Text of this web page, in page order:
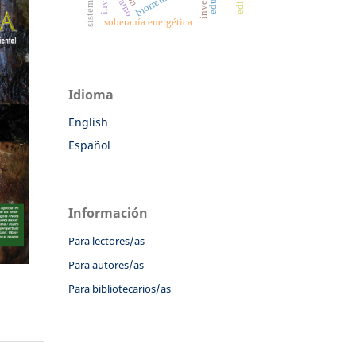
soberanía energética
Idioma
English
Español
Información
Para lectores/as
Para autores/as
Para bibliotecarios/as